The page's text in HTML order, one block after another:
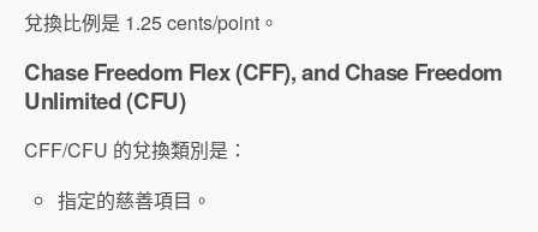
兌換比例是 1.25 cents/point。
Chase Freedom Flex (CFF), and Chase Freedom
Unlimited (CFU)
CFF/CFU 的兌換類別是：
指定的慈善項目。